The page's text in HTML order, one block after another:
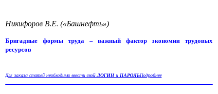
Никифоров В.Е. («Башнефть»)
Бригадные формы труда – важный фактор экономии трудовых
ресурсов
Для заказа статей необходимо ввести свойЛОГИН и ПАРОЛЬПодробнее